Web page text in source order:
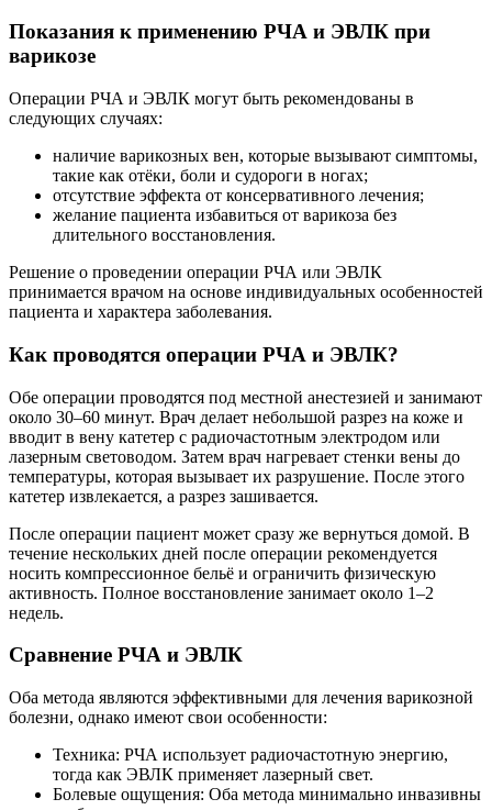
Показания к применению РЧА и ЭВЛК при
варикозе
Операции РЧА и ЭВЛК могут быть рекомендованы в
следующих случаях:
наличие варикозных вен, которые вызывают симптомы,
такие как отёки, боли и судороги в ногах;
отсутствие эффекта от консервативного лечения;
желание пациента избавиться от варикоза без
длительного восстановления.
Решение о проведении операции РЧА или ЭВЛК
принимается врачом на основе индивидуальных особенностей
пациента и характера заболевания.
Как проводятся операции РЧА и ЭВЛК?
Обе операции проводятся под местной анестезией и занимают
около 30–60 минут. Врач делает небольшой разрез на коже и
вводит в вену катетер с радиочастотным электродом или
лазерным световодом. Затем врач нагревает стенки вены до
температуры, которая вызывает их разрушение. После этого
катетер извлекается, а разрез зашивается.
После операции пациент может сразу же вернуться домой. В
течение нескольких дней после операции рекомендуется
носить компрессионное бельё и ограничить физическую
активность. Полное восстановление занимает около 1–2
недель.
Сравнение РЧА и ЭВЛК
Оба метода являются эффективными для лечения варикозной
болезни, однако имеют свои особенности:
Техника: РЧА использует радиочастотную энергию,
тогда как ЭВЛК применяет лазерный свет.
Болевые ощущения: Оба метода минимально инвазивны